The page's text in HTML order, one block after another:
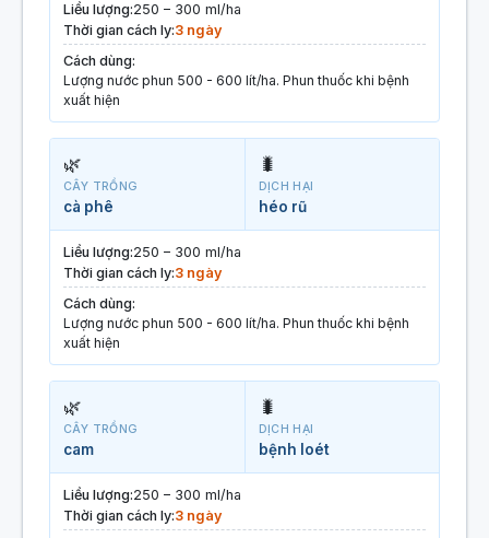
Liều lượng:250 – 300 ml/ha
Thời gian cách ly:3 ngày
Cách dùng:
Lượng nước phun 500 - 600 lít/ha. Phun thuốc khi bệnh
xuất hiện
🌿
CÂY TRỒNG
cà phê
🐛
DỊCH HẠI
héo rũ
Liều lượng:250 – 300 ml/ha
Thời gian cách ly:3 ngày
Cách dùng:
Lượng nước phun 500 - 600 lít/ha. Phun thuốc khi bệnh
xuất hiện
🌿
CÂY TRỒNG
cam
🐛
DỊCH HẠI
bệnh loét
Liều lượng:250 – 300 ml/ha
Thời gian cách ly:3 ngày